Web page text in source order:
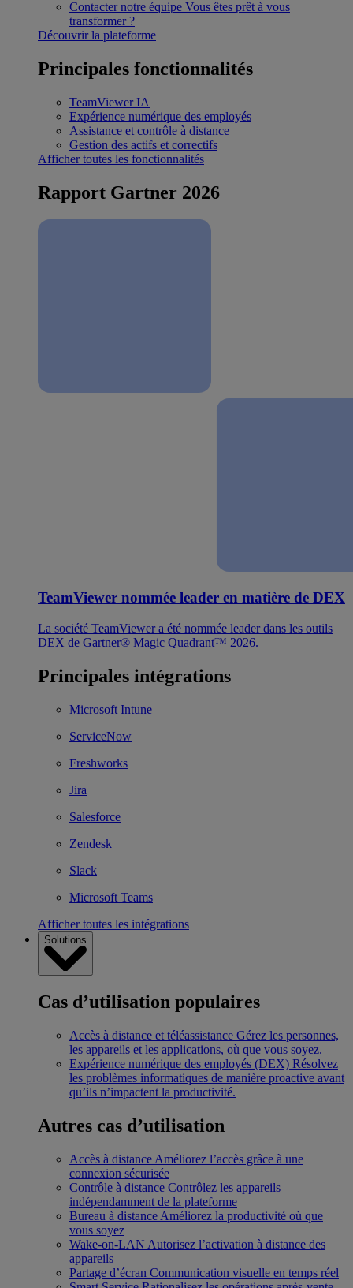
Contacter notre équipe Vous êtes prêt à vous
transformer ?
Découvrir la plateforme
Principales fonctionnalités
TeamViewer IA
Expérience numérique des employés
Assistance et contrôle à distance
Gestion des actifs et correctifs
Afficher toutes les fonctionnalités
Rapport Gartner 2026
TeamViewer nommée leader en matière de DEX
La société TeamViewer a été nommée leader dans les outils
DEX de Gartner® Magic Quadrant™ 2026.
Principales intégrations
Microsoft Intune
ServiceNow
Freshworks
Jira
Salesforce
Zendesk
Slack
Microsoft Teams
Afficher toutes les intégrations
Solutions
Cas d’utilisation populaires
Accès à distance et téléassistance Gérez les personnes,
les appareils et les applications, où que vous soyez.
Expérience numérique des employés (DEX) Résolvez
les problèmes informatiques de manière proactive avant
qu’ils n’impactent la productivité.
Autres cas d’utilisation
Accès à distance Améliorez l’accès grâce à une
connexion sécurisée
Contrôle à distance Contrôlez les appareils
indépendamment de la plateforme
Bureau à distance Améliorez la productivité où que
vous soyez
Wake-on-LAN Autorisez l’activation à distance des
appareils
Partage d’écran Communication visuelle en temps réel